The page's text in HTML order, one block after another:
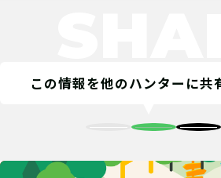
この情報を他のハンターに共